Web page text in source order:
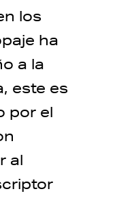
los
ha
a la
este es
por el
al